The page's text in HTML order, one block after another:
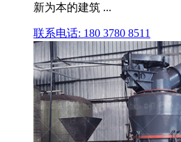
新为本的建筑 ...
联系电话: 180 3780 8511